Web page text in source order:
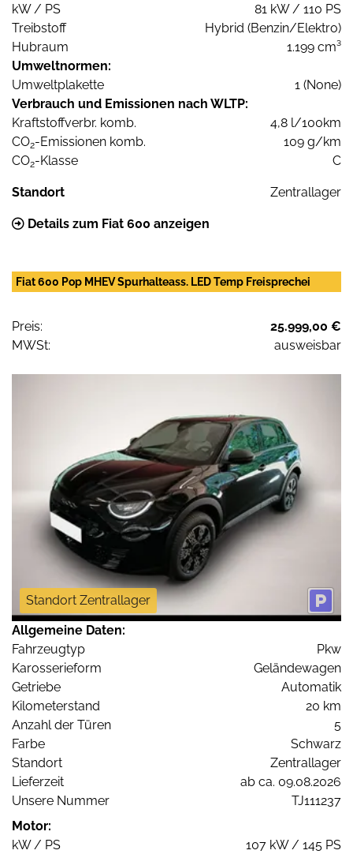
kW / PS
81 kW / 110 PS
Treibstoff
Hybrid (Benzin/Elektro)
Hubraum
1.199 cm³
Umweltnormen:
Umweltplakette
1 (None)
Verbrauch und Emissionen nach WLTP:
Kraftstoffverbr. komb.
4,8 l/100km
CO2-Emissionen komb.
109 g/km
CO2-Klasse C
Standort Zentrallager
Details zum Fiat 600 anzeigen
Fiat 600 Pop MHEV Spurhalteass. LED Temp Freisprechei
Preis:
25.999,00 €
MWSt:
ausweisbar
Standort Zentrallager
Allgemeine Daten:
Fahrzeugtyp
Pkw
Karosserieform
Geländewagen
Getriebe
Automatik
Kilometerstand
20 km
Anzahl der Türen
5
Farbe
Schwarz
Standort
Zentrallager
Lieferzeit
ab ca. 09.08.2026
Unsere Nummer
TJ111237
Motor:
kW / PS
107 kW / 145 PS